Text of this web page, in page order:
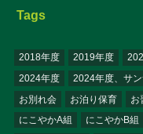
Tags
2018年度 2019年度
2024年度
2024年度、サ
お別れ会
お泊り保育 お
にこやかA組
にこやかB組